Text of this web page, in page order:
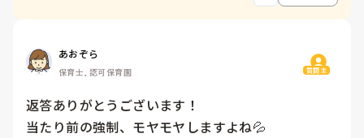
あおぞら
保育士, 認可保育園 質問主
返答ありがとうございます！
当たり前の強制、モヤモヤしますよね💦